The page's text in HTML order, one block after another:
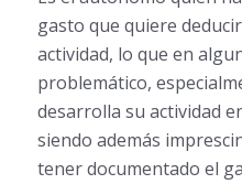
gasto que quiere
actividad, lo que en
problemático,
desarrolla su actividad
siendo además
tener documentado el